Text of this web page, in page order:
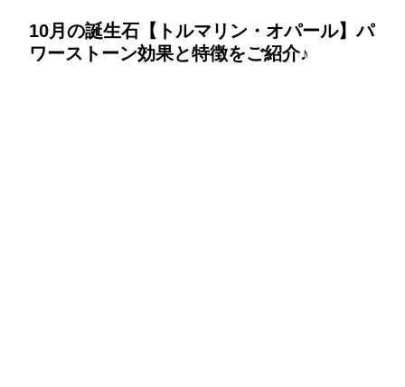
10月の誕生石【トルマリン・オパール】パ
ワーストーン効果と特徴をご紹介♪